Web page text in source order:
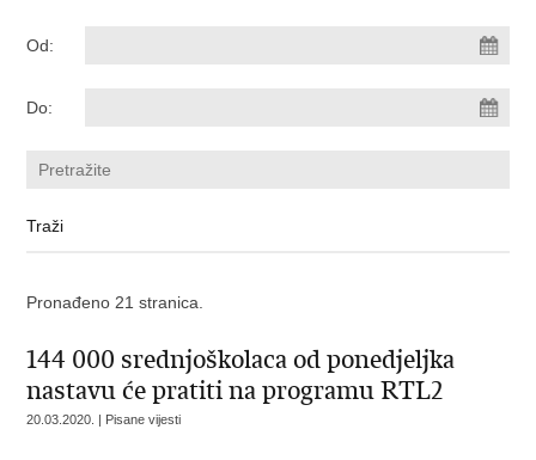
Od:
Do:
Pronađeno 21 stranica.
144 000 srednjoškolaca od ponedjeljka
nastavu će pratiti na programu RTL2
20.03.2020. | Pisane vijesti